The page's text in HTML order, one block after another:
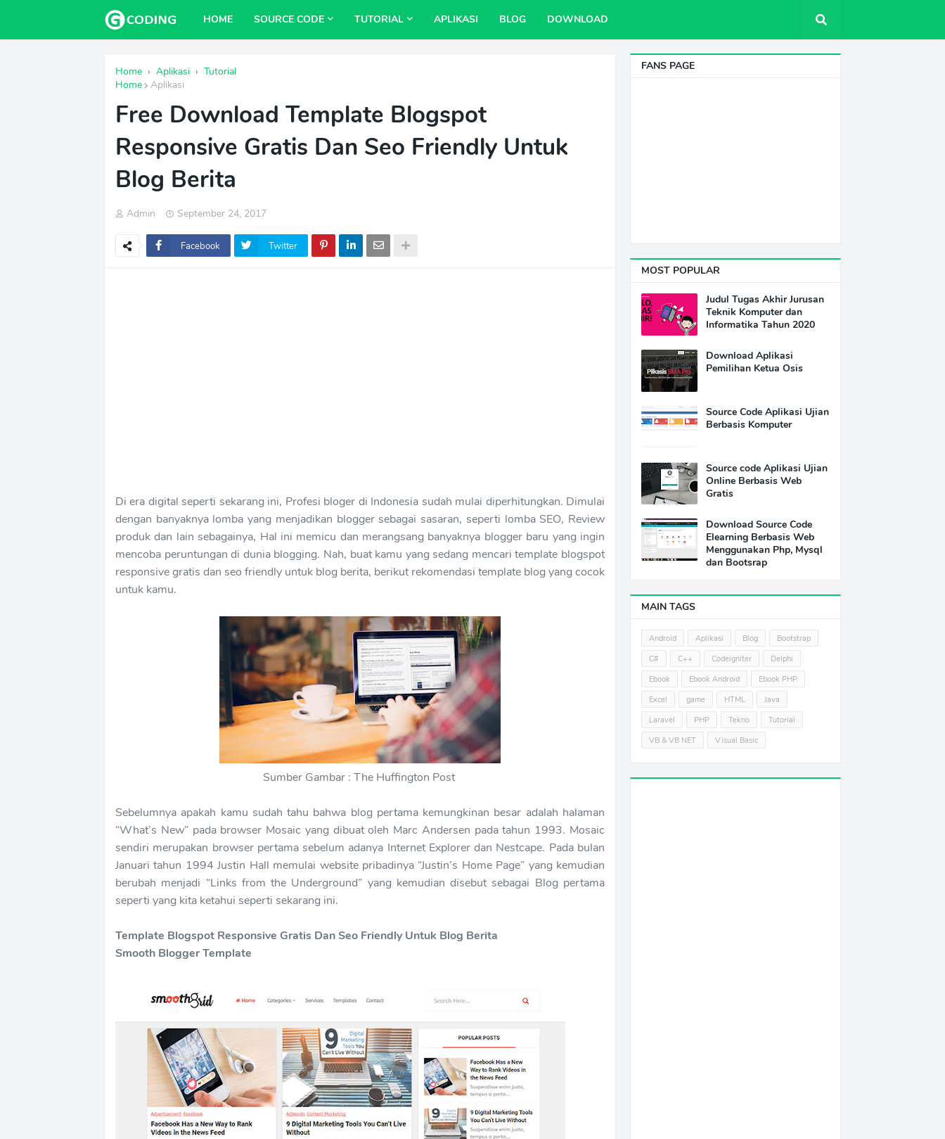
HOME SOURCE CODE TUTORIAL APLIKASI BLOG DOWNLOAD
Home › Aplikasi › Tutorial
Home
Aplikasi
Free Download Template Blogspot
Responsive Gratis Dan Seo Friendly Untuk
Blog Berita
Admin September 24, 2017
Facebook Twitter
Di era digital seperti sekarang ini, Profesi bloger di Indonesia sudah mulai diperhitungkan. Dimulai
dengan banyaknya lomba yang menjadikan blogger sebagai sasaran, seperti lomba SEO, Review
produk dan lain sebagainya, Hal ini memicu dan merangsang banyaknya blogger baru yang ingin
mencoba peruntungan di dunia blogging. Nah, buat kamu yang sedang mencari template blogspot
responsive gratis dan seo friendly untuk blog berita, berikut rekomendasi template blog yang cocok
untuk kamu.
Sumber Gambar : The Huffington Post
Sebelumnya apakah kamu sudah tahu bahwa blog pertama kemungkinan besar adalah halaman
“What’s New” pada browser Mosaic yang dibuat oleh Marc Andersen pada tahun 1993. Mosaic
sendiri merupakan browser pertama sebelum adanya Internet Explorer dan Nestcape. Pada bulan
Januari tahun 1994 Justin Hall memulai website pribadinya “Justin’s Home Page” yang kemudian
berubah menjadi “Links from the Underground” yang kemudian disebut sebagai Blog pertama
seperti yang kita ketahui seperti sekarang ini.
Template Blogspot Responsive Gratis Dan Seo Friendly Untuk Blog Berita
Smooth Blogger Template
FANS PAGE
MOST POPULAR
Judul Tugas Akhir Jurusan
Teknik Komputer dan
Informatika Tahun 2020
Download Aplikasi
Pemilihan Ketua Osis
Source Code Aplikasi Ujian
Berbasis Komputer
Source code Aplikasi Ujian
Online Berbasis Web
Gratis
Download Source Code
Elearning Berbasis Web
Menggunakan Php, Mysql
dan Bootsrap
MAIN TAGS
Android Aplikasi Blog
Bootstrap
C#
C++ Codeigniter
Delphi
Ebook
Ebook Android
Ebook PHP
Excel
game HTML
Java
Laravel
PHP Tekno
Tutorial
VB & VB NET
Visual Basic